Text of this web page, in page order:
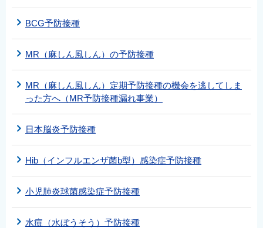
BCG予防接種
MR（麻しん風しん）の予防接種
MR（麻しん風しん）定期予防接種の機会を逃してしま
った方へ（MR予防接種漏れ事業）
日本脳炎予防接種
Hib（インフルエンザ菌b型）感染症予防接種
小児肺炎球菌感染症予防接種
水痘（水ぼうそう）予防接種